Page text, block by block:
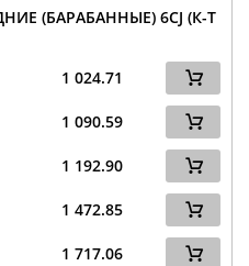
(БАРАБАННЫЕ) 6CJ (К-Т
1 024.71
1 090.59
1 192.90
1 472.85
1 717.06